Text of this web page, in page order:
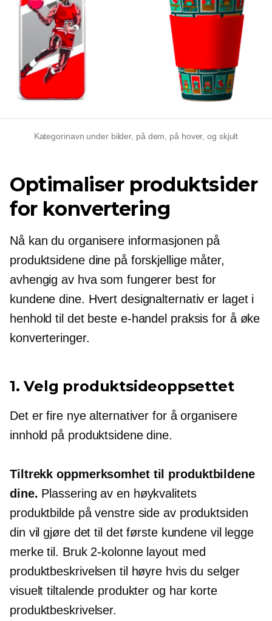
Kategorinavn under bilder, på dem, på hover, og skjult
Optimaliser produktsider
for konvertering
Nå kan du organisere informasjonen på
produktsidene dine på forskjellige måter,
avhengig av hva som fungerer best for
kundene dine. Hvert designalternativ er laget i
henhold til det beste e-handel praksis for å øke
konverteringer.
1. Velg produktsideoppsettet
Det er fire nye alternativer for å organisere
innhold på produktsidene dine.
Tiltrekk oppmerksomhet til produktbildene
dine. Plassering av en høykvalitets
produktbilde på venstre side av produktsiden
din vil gjøre det til det første kundene vil legge
merke til. Bruk 2-kolonnelayout med
produktbeskrivelsen til høyre hvis du selger
visuelt tiltalende produkter og har korte
produktbeskrivelser.